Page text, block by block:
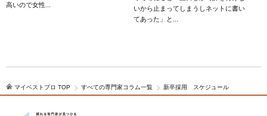
高いので女性...
いから止まってしまうしネットに書い
てあった」と...
マイベストプロ TOP すべての専門家コラム一覧 新卒採用 スケジュール